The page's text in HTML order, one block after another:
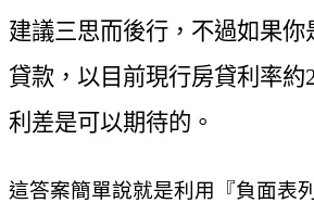
建議三思而後行，不過如果你
貸款，以目前現行房貸利率約
利差是可以期待的。
這答案簡單說就是利用『負面表列